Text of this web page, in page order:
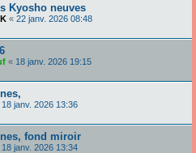
Kyosho neuves
« 22 janv. 2026 08:48
« 18 janv. 2026 19:15
18 janv. 2026 13:36
fond miroir
18 janv. 2026 13:34